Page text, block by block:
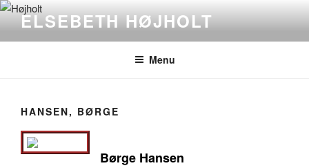
Videre
indhold
ELSEBETH HØJHOLT
Menu
HANSEN, BØRGE
Børge Hansen